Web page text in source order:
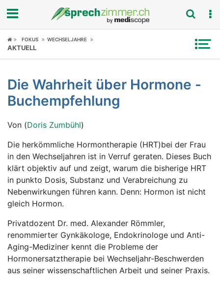
Fokus
Symptome
Untersuchungen
Ratgeber
Rubriken
FOKUS WECHSELJAHRE
AKTUELL
Die Wahrheit über Hormone -
Buchempfehlung
Von (Doris Zumbühl)
Die herkömmliche Hormontherapie (HRT)bei der Frau
in den Wechseljahren ist in Verruf geraten. Dieses Buch
klärt objektiv auf und zeigt, warum die bisherige HRT
in punkto Dosis, Substanz und Verabreichung zu
Nebenwirkungen führen kann. Denn: Hormon ist nicht
gleich Hormon.
Privatdozent Dr. med. Alexander Römmler,
renommierter Gynkäkologe, Endokrinologe und Anti-
Aging-Mediziner kennt die Probleme der
Hormonersatztherapie bei Wechseljahr-Beschwerden
aus seiner wissenschaftlichen Arbeit und seiner Praxis.